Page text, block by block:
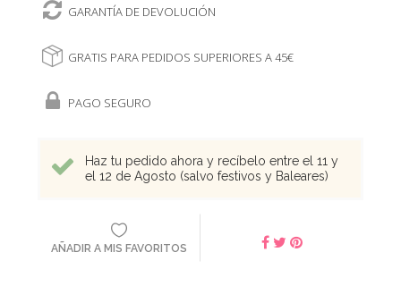
GARANTÍA DE DEVOLUCIÓN
GRATIS PARA PEDIDOS SUPERIORES A 45€
PAGO SEGURO
Haz tu pedido ahora y recíbelo entre el 11 y
el 12 de Agosto (salvo festivos y Baleares)
AÑADIR A MIS FAVORITOS